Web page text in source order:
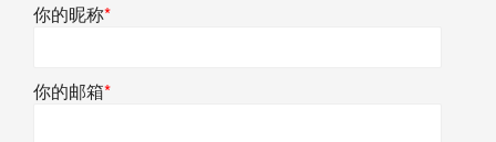
你的昵称*
你的邮箱*